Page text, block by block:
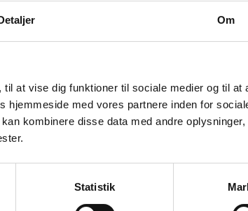
Om
at vise dig funktioner til sociale medier og til at
med vores partnere inden for
kombinere disse data med andre
Statistik
tilmeldt kurset SELVSTUDIE